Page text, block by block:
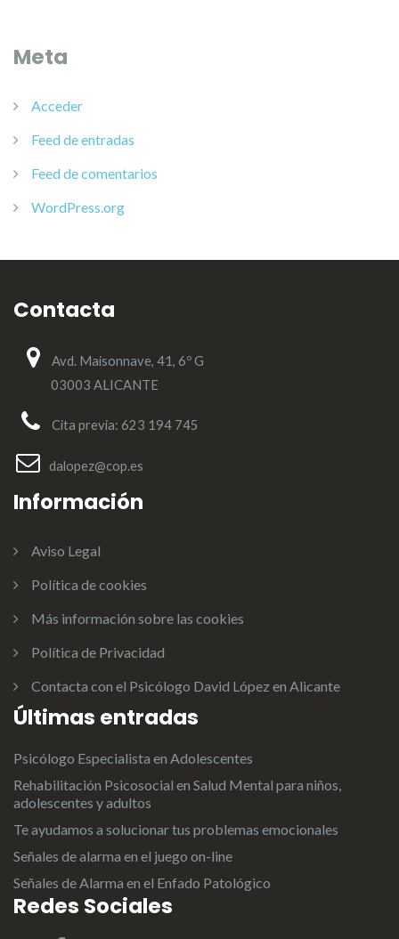
Meta
Acceder
Feed de entradas
Feed de comentarios
WordPress.org
Contacta
Avd. Maisonnave, 41, 6º G
03003 ALICANTE
Cita previa: 623 194 745
dalopez@cop.es
Información
Aviso Legal
Política de cookies
Más información sobre las cookies
Política de Privacidad
Contacta con el Psicólogo David López en Alicante
Últimas entradas
Psicólogo Especialista en Adolescentes
Rehabilitación Psicosocial en Salud Mental para niños,
adolescentes y adultos
Te ayudamos a solucionar tus problemas emocionales
Señales de alarma en el juego on-line
Señales de Alarma en el Enfado Patológico
Redes Sociales